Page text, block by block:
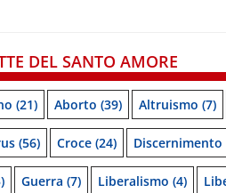
DEL SANTO AMORE
(21) Aborto (39) Altruismo (7)
(56) Croce (24) Discernimento
Guerra (7) Liberalismo (4)